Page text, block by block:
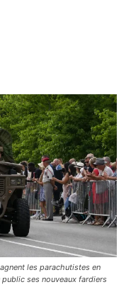
les parachutistes en
public ses nouveaux fardiers